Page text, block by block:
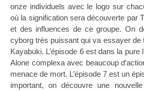
onze individuels avec le logo sur
où la signification sera découverte par
et des influences de ce groupe. On
cyborg très puissant qui va essayer de
Kayabuki. L’épisode 6 est dans la pure
Alone complexa avec beaucoup
menace de mort. L’épisode 7 est un
important, on découvre une